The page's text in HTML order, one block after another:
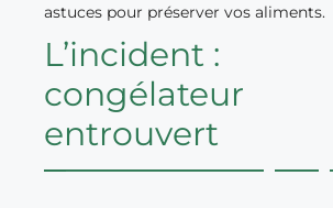
astuces pour préserver vos aliments.
L’incident :
congélateur
entrouvert